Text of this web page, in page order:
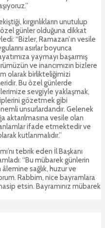
kırgınlıkların unutulup
günler olduğuna dikkat
“Bizler, Ramazan’ın vesile
asırlar boyunca
yaymayı başarmış
ve inancımızın bizlere
olarak birlikteliğimizi
Bu özel günlerde
sevgiyle yaklaşmak,
gözetmek gibi
unsurlardandır. Gelenek
aktarılmasına vesile olan
ifade etmektedir ve
kutlanmalıdır.”
tebrik eden İl Başkanı
“Bu mübarek günlerin
sağlık, huzur ve
Rabbim, nice bayramlara
etsin. Bayramınız mübarek